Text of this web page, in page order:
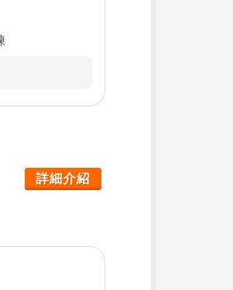
詳細介紹